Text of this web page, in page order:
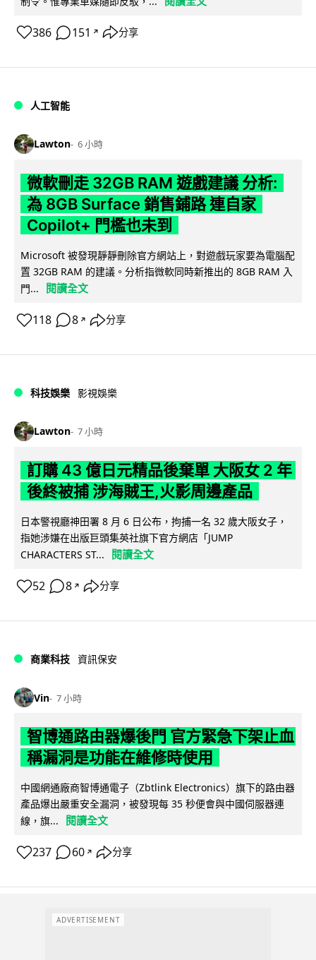
386 151 ↗ 分享
人工智能
Lawton 6 小時
微軟刪走 32GB RAM 遊戲建議 分析:
為 8GB Surface 銷售鋪路 連自家
Copilot+ 門檻也未到
Microsoft 被發現靜靜刪除官方網站上，對遊戲玩家要為電腦配
置 32GB RAM 的建議。分析指微軟同時新推出的 8GB RAM 入
門...
閱讀全文
118 8 ↗ 分享
科技娛樂 影視娛樂
Lawton 7 小時
訂購 43 億日元精品後棄單 大阪女 2 年
後終被捕 涉海賊王,火影周邊產品
日本警視廳神田署 8 月 6 日公布，拘捕一名 32 歲大阪女子，
指她涉嫌在出版巨頭集英社旗下官方網店「JUMP
CHARACTERS ST...
閱讀全文
52 8 ↗ 分享
商業科技 資訊保安
Vin 7 小時
智博通路由器爆後門 官方緊急下架止血
稱漏洞是功能在維修時使用
中國網通廠商智博通電子（Zbtlink Electronics）旗下的路由器
產品爆出嚴重安全漏洞，被發現每 35 秒便會與中國伺服器連
線，旗...
閱讀全文
237 60 ↗ 分享
ADVERTISEMENT